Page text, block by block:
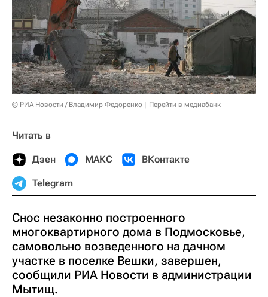
© РИА Новости / Владимир Федоренко Перейти в медиабанк
Читать в
Дзен МАКС ВКонтакте
Telegram
Снос незаконно построенного
многоквартирного дома в Подмосковье,
самовольно возведенного на дачном
участке в поселке Вешки, завершен,
сообщили РИА Новости в администрации
Мытищ.